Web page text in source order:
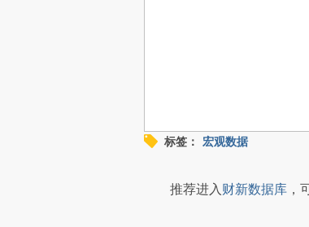
标签： 宏观数据
推荐进入财新数据库 ，